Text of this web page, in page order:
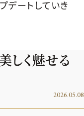
デートしていき
しく魅せる
2026.05.08